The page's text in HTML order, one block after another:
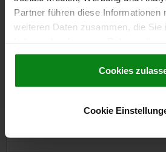
Partner führen diese Informationen
weiteren Daten zusammen, die Sie
gesammelt haben.Cookie
Datenschutz|AGB
Cookies
Cookie
Federrückstellung